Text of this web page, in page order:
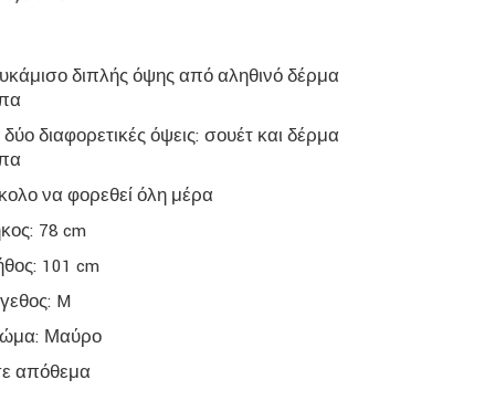
διπλής όψης από αληθινό δέρμα
διαφορετικές όψεις: σουέτ και δέρμα
να φορεθεί όλη μέρα
78 cm
101 cm
M
Μαύρο
απόθεμα